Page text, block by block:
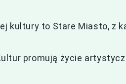
kultury to Stare Miasto, z
promują życie